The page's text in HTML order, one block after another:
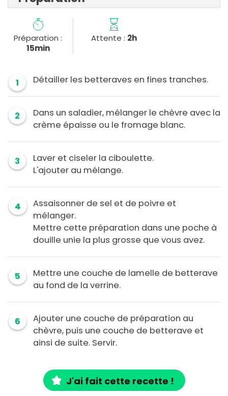
Préparation :
15min
Attente : 2h
1 Détailler les betteraves en fines tranches.
2
Dans un saladier, mélanger le chèvre avec la
crème épaisse ou le fromage blanc.
3
Laver et ciseler la ciboulette.
L'ajouter au mélange.
4
Assaisonner de sel et de poivre et
mélanger.
Mettre cette préparation dans une poche à
douille unie la plus grosse que vous avez.
5
Mettre une couche de lamelle de betterave
au fond de la verrine.
6
Ajouter une couche de préparation au
chèvre, puis une couche de betterave et
ainsi de suite. Servir.
J'ai fait cette recette !